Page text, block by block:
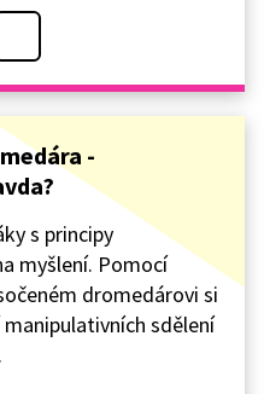
-
s principy
myšlení. Pomocí
dromedárovi si
sdělení